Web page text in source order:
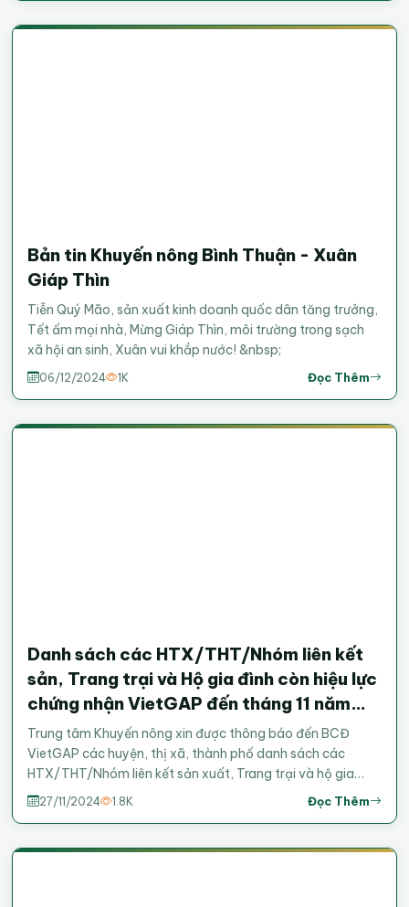
Bản tin Khuyến nông Bình Thuận - Xuân
Giáp Thìn
Tiễn Quý Mão, sản xuất kinh doanh quốc dân tăng trưởng,
Tết ấm mọi nhà, Mừng Giáp Thìn, môi trường trong sạch
xã hội an sinh, Xuân vui khắp nước! &nbsp;
06/12/2024 1K Đọc Thêm
Danh sách các HTX/THT/Nhóm liên kết
sản, Trang trại và Hộ gia đình còn hiệu lực
chứng nhận VietGAP đến tháng 11 năm
2024
Trung tâm Khuyến nông xin được thông báo đến BCĐ
VietGAP các huyện, thị xã, thành phố danh sách các
HTX/THT/Nhóm liên kết sản xuất, Trang trại và hộ gia
đình đã được chứng nhận VietGAP và giấy chứng nhận sẽ
27/11/2024 1.8K Đọc Thêm